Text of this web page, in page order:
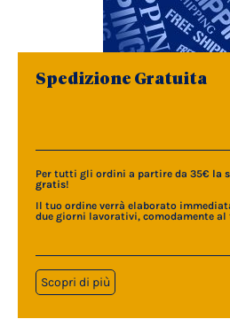
Spedizione Gratuita
Per tutti gli ordini a partire da 35€ la
gratis!
Il tuo ordine verrà elaborato
due giorni lavorativi, comodamente
Scopri di più